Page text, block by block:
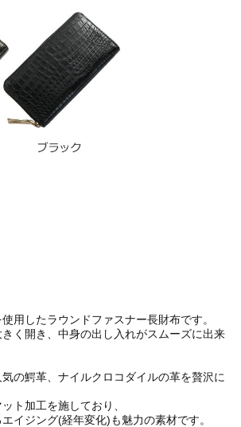
用したラウンドファスナー長財布です。
く開き、中身の出し入れがスムーズに出来
の鰐革、ナイルクロコダイルの革を贅沢に
ト加工を施しており、
イジング(経年変化)も魅力の素材です。